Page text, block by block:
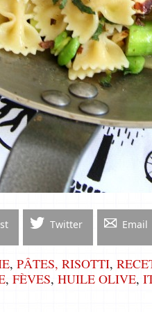
Twitter Email
, PÂTES, RISOTTI,
, FÈVES, HUILE OLIVE,